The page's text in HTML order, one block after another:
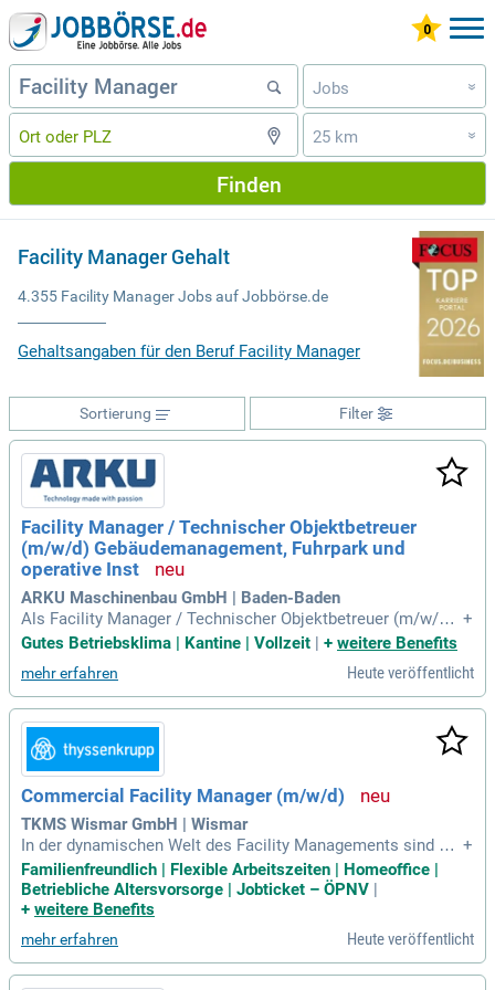
Jobs »
25 km »
Finden
Facility Manager Gehalt
4.355 Facility Manager Jobs auf Jobbörse.de
Gehaltsangaben für den Beruf Facility Manager
Filter
Sortierung
Facility Manager / Technischer Objektbetreuer
(m/w/d) Gebäudemanagement, Fuhrpark und
operative Inst
ARKU Maschinenbau GmbH | Baden-Baden
Als Facility Manager / Technischer Objektbetreuer (m/w/d)
sind Sie der Schlüssel zum erfolgreichen Gebäudemanagem
etreuung von Gebäuden und Außenanlagen und sorgen für ei
nen reibungslosen Betrieb. Neben organisatorischen Aufgab
en übernehmen Sie auch praktische Tätigkeiten, von kleinen
Reparaturen bis zur Wartung. Zudem koordinieren Sie extern
e Dienstleister und Handwerksbetriebe und begleiten Umba
u- und Instandhaltungsmaßnahmen. Regelmäßige Objektbeg
ehungen gewährleisten Ordnung, Sauberkeit und Brandschut
z. So schaffen Sie ein gepflegtes und funktionales Arbeitsu
mfeld für alle Mitarbeiter.
+
Gutes Betriebsklima | Kantine | Vollzeit | + weitere Benefits
mehr erfahren Heute veröffentlicht
Commercial Facility Manager (m/w/d)
TKMS Wismar GmbH | Wismar
In der dynamischen Welt des Facility Managements sind an
alytische Fähigkeiten entscheidend. Wir garantieren optimal
e Arbeitsbedingungen mit einem umfassenden Onboardingp
rogramm und attraktiver Vergütung. Elternfreundliche Gleitz
ance. Genießen Sie 30 Tage Jahresurlaub und profitieren Sie
von hervorragenden Altersvorsorgeangeboten. Spannende A
ufgaben in einem wachsenden Marineunternehmen warten a
+
Familienfreundlich | Flexible Arbeitszeiten | Homeoffice |
Betriebliche Altersvorsorge | Jobticket – ÖPNV
+ weitere Benefits
mehr erfahren Heute veröffentlicht